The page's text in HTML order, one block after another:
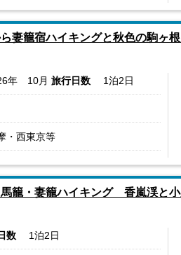
妻籠宿ハイキングと秋色の駒
年 10月 旅行日数 1泊2日
・西東京等
馬籠・妻籠ハイキング 香嵐渓と
数 1泊2日